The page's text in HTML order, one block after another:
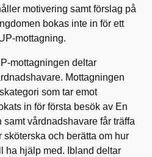
motivering samt förslag på
bokas inte in för ett
mottagning.
mottagningen deltar
Mottagningen
som tar emot
in för första besök av En
vårdnadshavare får träffa
och berätta om hur
ha hjälp med. Ibland deltar